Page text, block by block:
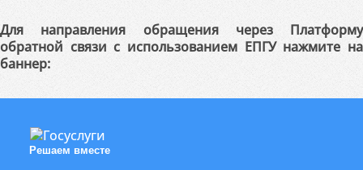
Для направления обращения через Платформу
обратной связи с использованием ЕПГУ нажмите на
баннер:
Решаем вместе